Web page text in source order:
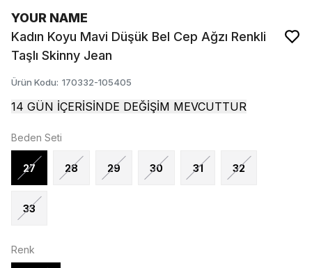
YOUR NAME
Kadın Koyu Mavi Düşük Bel Cep Ağzı Renkli
Taşlı Skinny Jean
Ürün Kodu: 170332-105405
14 GÜN İÇERİSİNDE DEĞİŞİM MEVCUTTUR
Beden Seti
27 28 29 30 31 32
33
Renk